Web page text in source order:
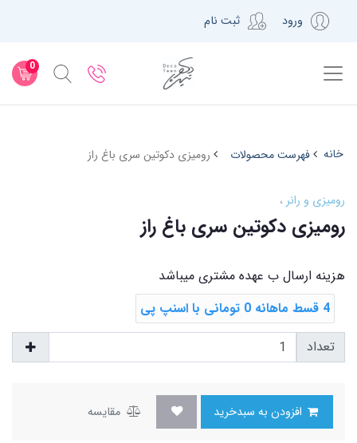
ورود ثبت نام
0
خانه فهرست محصولات رومیزی دکوتین سری باغ راز
رومیزی و رانر
رومیزی دکوتین سری باغ راز
هزینه ارسال ب عهده مشتری میباشد
4 قسط ماهانه 0 تومانی با اسنپ ‌پی
تعداد
مقایسه